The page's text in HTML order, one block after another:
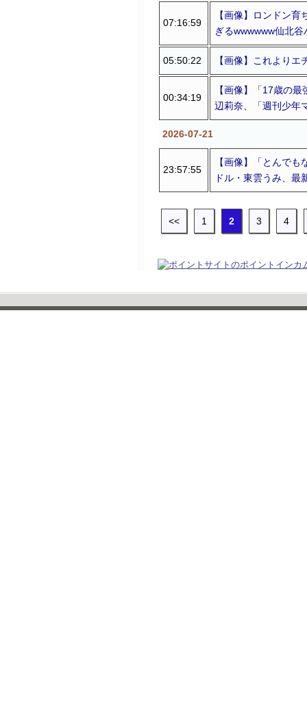
07:16:59
【画像】ロンドン
ぎるwwwwww仙北
05:50:22 【画像】これより
00:34:19
【画像】「17歳の
辺莉奈、「週刊少年
2026-07-21
23:57:55
【画像】「とんで
ドル・東雲うみ、最
<< 1 2 3 4